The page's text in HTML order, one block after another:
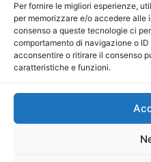
Per fornire le migliori esperienze,
per memorizzare e/o accedere alle
consenso a queste tecnologie ci
comportamento di navigazione o
acconsentire o ritirare il consenso
caratteristiche e funzioni.
Main